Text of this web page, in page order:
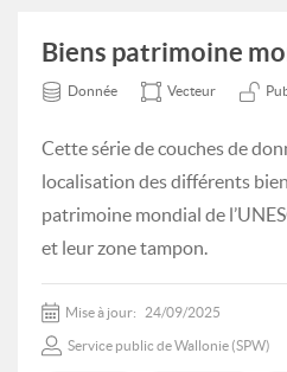
Biens patrimoine
Donnée Vecteur
Cette série de couches de
localisation des différents
patrimoine mondial de
et leur zone tampon.
Mise à jour: 24/09/2025
Service public de Wallonie (SPW)